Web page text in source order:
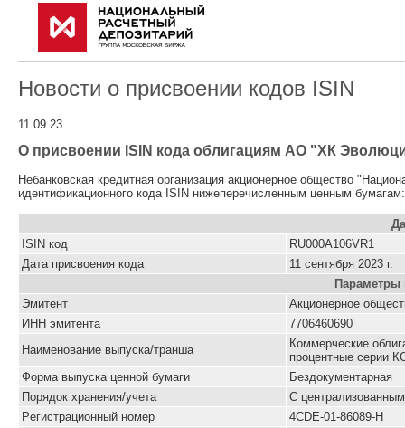
Новости о присвоении кодов ISIN
11.09.23
О присвоении ISIN кода облигациям АО "ХК
Небанковская кредитная организация акционерное общество
идентификационного кода ISIN нижеперечисленным ценным бумагам:
ISIN код
RU000A106VR1
Дата присвоения кода
11 сентября 2023 г.
Параметры
Эмитент
Акционерное
ИНН эмитента
7706460690
Наименование выпуска/транша
Коммерческие
процентные серии
Форма выпуска ценной бумаги
Бездокументарная
Порядок хранения/учета
С
Pегистрационный номер
4CDE-01-86089-H